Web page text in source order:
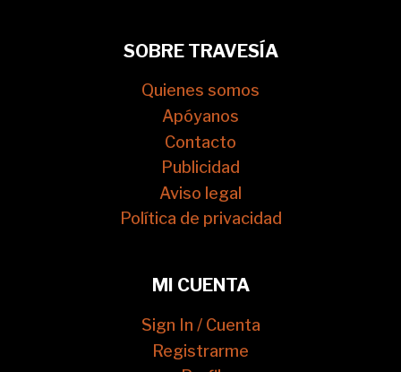
SOBRE TRAVESÍA
Quienes somos
Apóyanos
Contacto
Publicidad
Aviso legal
Política de privacidad
MI CUENTA
Sign In / Cuenta
Registrarme